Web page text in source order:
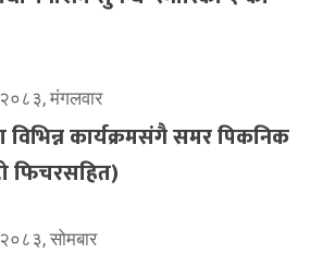
मंगलवार
विभिन्न कार्यक्रमसंगै समर पिकनिक
फिचरसहित)
सोमबार